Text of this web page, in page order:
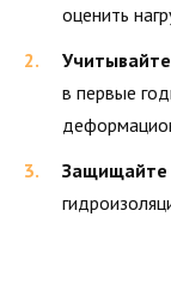
оценить
в первые
Защищайте